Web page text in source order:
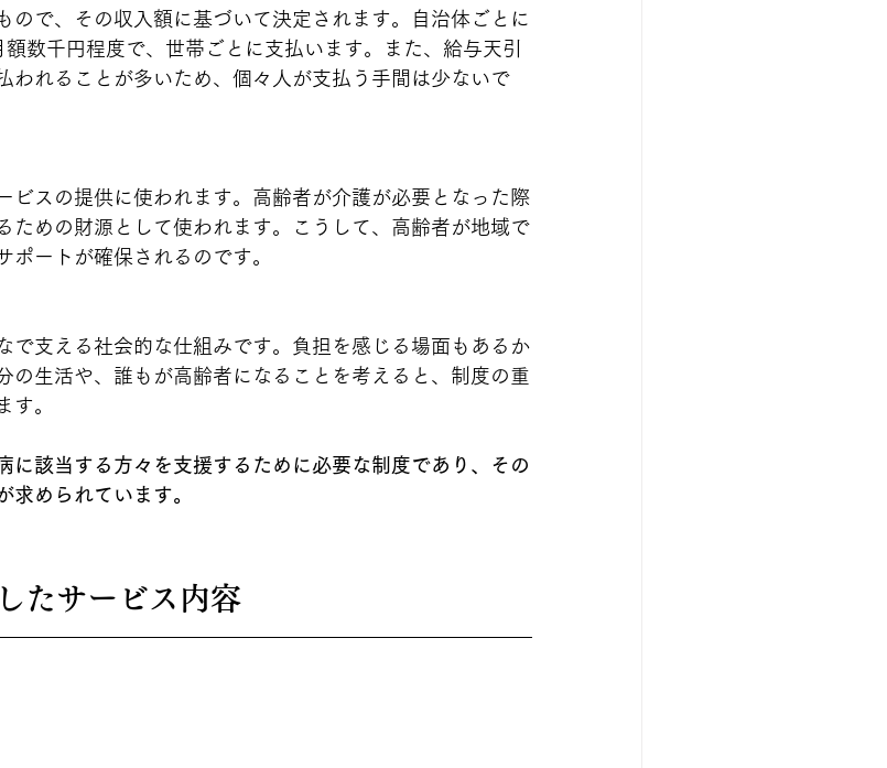
ので、その収入額に基づいて決定されます。自治体ごとに
数千円程度で、世帯ごとに支払います。また、給与天引
われることが多いため、個々人が支払う手間は少ないで
ビスの提供に使われます。高齢者が介護が必要となった際
ための財源として使われます。こうして、高齢者が地域で
ポートが確保されるのです。
で支える社会的な仕組みです。負担を感じる場面もあるか
の生活や、誰もが高齢者になることを考えると、制度の重
す。
に該当する方々を支援するために必要な制度であり、その
求められています。
たサービス内容